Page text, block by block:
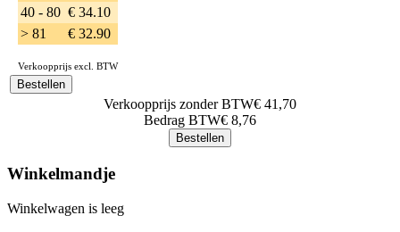
40 - 80 € 34.10
> 81
€ 32.90
Verkoopprijs excl. BTW
Verkoopprijs zonder BTW€ 41,70
Bedrag BTW€ 8,76
Winkelmandje
Winkelwagen is leeg